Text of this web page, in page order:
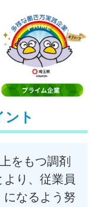
ト
をもつ調剤
り、従業員
なるよう努